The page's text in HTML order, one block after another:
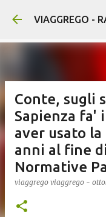
Passa
VIAGGREGO -
Conte, sugli
Sapienza fa'
aver usato
anni al fine
Normative
viaggrego viaggrego -